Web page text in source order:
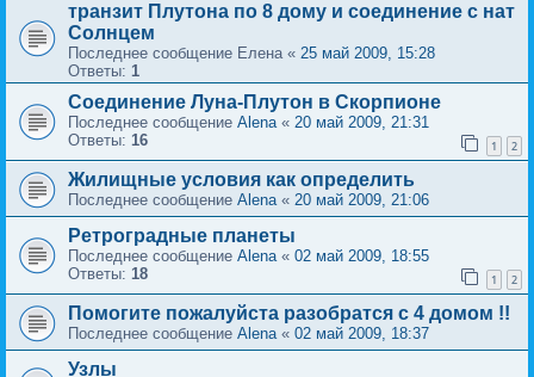
транзит Плутона по 8 дому и соединение с нат
Солнцем
Последнее сообщение Елена« 25 май 2009, 15:28
Ответы: 1
Соединение Луна-Плутон в Скорпионе
Последнее сообщение Alena« 20 май 2009, 21:31
Ответы: 16 1 2
Жилищные условия как определить
Последнее сообщение Alena« 20 май 2009, 21:06
Ретроградные планеты
Последнее сообщение Alena« 02 май 2009, 18:55
Ответы: 18 1 2
Помогите пожалуйста разобратся с 4 домом !!
Последнее сообщение Alena« 02 май 2009, 18:37
Узлы